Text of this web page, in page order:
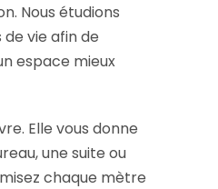
Nous étudions
vie afin de
espace mieux
Elle vous donne
une suite ou
chaque mètre